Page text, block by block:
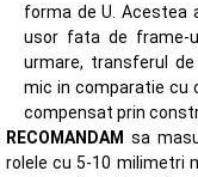
forma de U. Acestea
usor fata de frame-
urmare, transferul
mic in comparatie cu
compensat prin
RECOMANDAM sa
rolele cu 5-10 milimetri